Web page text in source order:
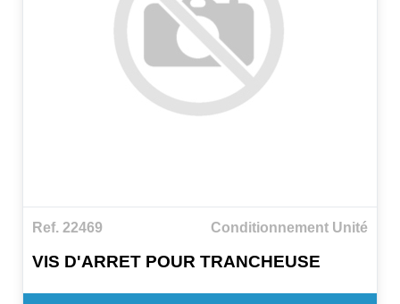
Ref. 22469 Conditionnement Unité
VIS D'ARRET POUR TRANCHEUSE